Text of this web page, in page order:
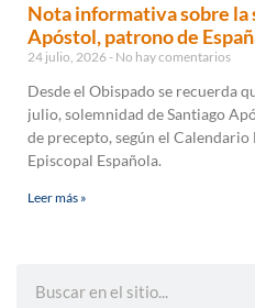
Nota informativa sobre la
Apóstol, patrono de
24 julio, 2026 No hay comentarios
Desde el Obispado se recuerda
julio, solemnidad de Santiago
de precepto, según el
Episcopal Española.
Leer más »